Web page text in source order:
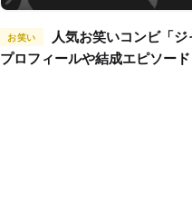
お笑い
プロフィールや結成エピソー